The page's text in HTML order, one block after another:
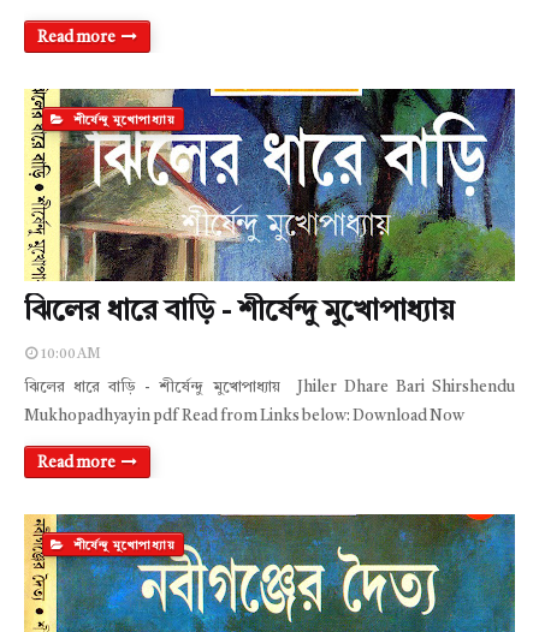
Read more
শীর্ষেন্দু মুখোপাধ্যায়
ঝিলের ধারে বাড়ি - শীর্ষেন্দু মুখোপাধ্যায়
10:00 AM
ঝিলের ধারে বাড়ি - শীর্ষেন্দু মুখোপাধ্যায় Jhiler Dhare Bari Shirshendu
Mukhopadhyay in pdf Read from Links below: Download Now
Read more
শীর্ষেন্দু মুখোপাধ্যায়